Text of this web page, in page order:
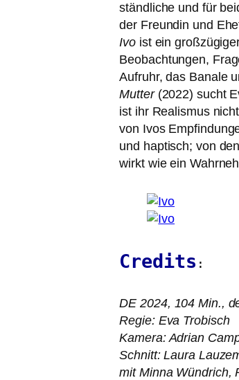
ständ­li­che und für
der Freundin und
Ivo ist ein
Beobachtungen,
Aufruhr, das Banale
Mutter(2022) sucht
ist ihr Realismus
von Ivos
und hap­tisch; von
wirkt wie ein
Credits :
DE 2024, 104 Min.,
Regie: Eva Trobisch
Kamera: Adrian
Schnitt: Laura
mit Minna Wündrich,